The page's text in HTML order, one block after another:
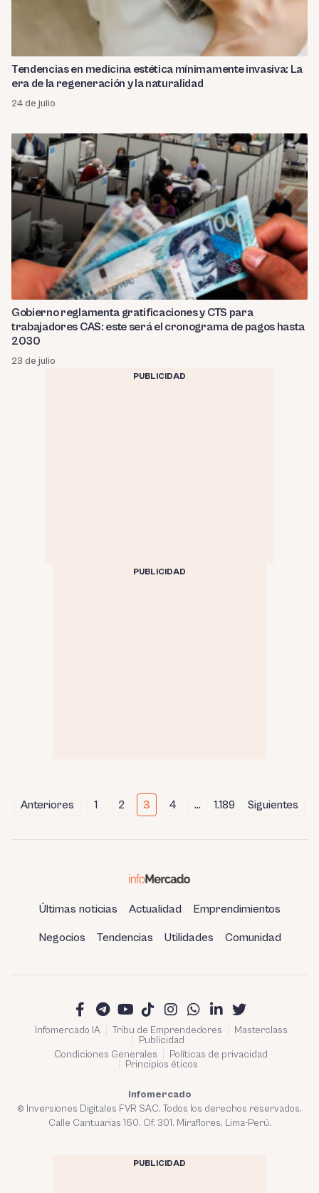
Tendencias en medicina estética mínimamente invasiva: La
era de la regeneración y la naturalidad
24 de julio
Gobierno reglamenta gratificaciones y CTS para
trabajadores CAS: este será el cronograma de pagos hasta
2030
23 de julio
PUBLICIDAD
PUBLICIDAD
Paginación
Anteriores 1 2 3 4 … 1.189 Siguientes
Últimas noticias Actualidad Emprendimientos
Negocios Tendencias Utilidades Comunidad
Infomercado IA Tribu de Emprendedores
Masterclass
Publicidad
Condiciones Generales
Políticas de privacidad
Principios éticos
Infomercado
© Inversiones Digitales FVR SAC. Todos los derechos reservados.
Calle Cantuarias 160. Of. 301. Miraflores, Lima-Perú.
PUBLICIDAD